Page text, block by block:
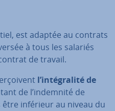
est adaptée au contrats
à tous les salariés
de travail.
l’in­té­gra­lité de
de l’indemnité de
inférieur au niveau du